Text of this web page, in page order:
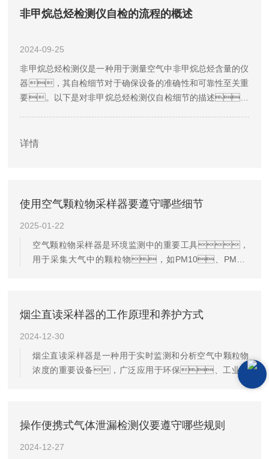
非甲烷总烃检测仪自检的流程的概述
2024-09-25
非甲烷总烃检测仪是一种用于测量空气中非甲烷总烃含量的仪
器，其自检细节对于确保设备的准确性和可靠性至关重
要。以下是对非甲烷总烃检测仪自检细节的描述：
坏、变形或腐蚀现象，如有异常应及时处
详情
使用空气颗粒物采样器要遵守哪些细节
2025-01-22
空气颗粒物采样器是环境监测中的重要工具，
用于采集大气中的颗粒物，如PM10、PM2.5
需要外接电源的采样器，要确认电源线完好且电压
符合要求。若使用内置电池，需提前充满电或检
检查采样器的显示屏、按键等功能是否正
常，有无故障提示。-滤膜安装：根
据采样需求选择合适的滤膜，如玻璃纤维滤
托上，注意滤膜的方向和...
烟尘直读采样器的工作原理和养护方式
2024-12-30
烟尘直读采样器是一种用于实时监测和分析空气中颗粒物
浓度的重要设备，广泛应用于环保、工业生
产等领域。其工作原理基于β射线吸收法，
样过程：烟尘直读采样器通过采样孔将探头置于烟
道中，正对气流方向。粉尘颗粒通过
操作便携式气体泄漏检测仪要遵守哪些规则
2024-12-27